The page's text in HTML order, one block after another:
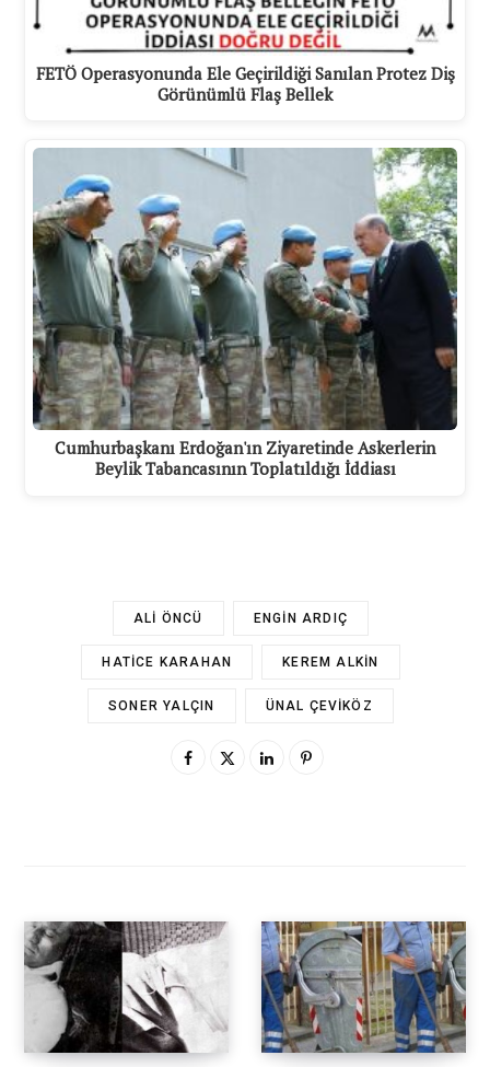
FETÖ Operasyonunda Ele Geçirildiği Sanılan Protez Diş
Görünümlü Flaş Bellek
Cumhurbaşkanı Erdoğan'ın Ziyaretinde Askerlerin
Beylik Tabancasının Toplatıldığı İddiası
ALI ÖNCÜ ENGIN ARDIÇ
HATICE KARAHAN KEREM ALKIN
SONER YALÇIN ÜNAL ÇEVIKÖZ